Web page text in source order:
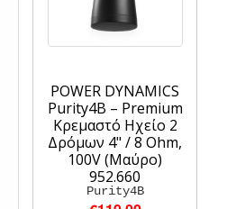
POWER DYNAMICS
Purity4B – Premium
Κρεμαστό Ηχείο 2
Δρόμων 4" / 8 Ohm,
100V (Μαύρο)
952.660
Purity4B